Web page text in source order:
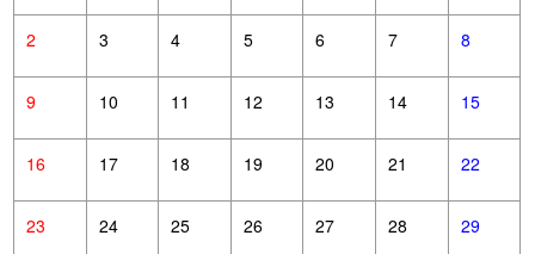
2 3 4 5 6 7 8
9 10 11 12 13 14 15
16 17 18 19 20 21 22
23 24 25 26 27 28 29